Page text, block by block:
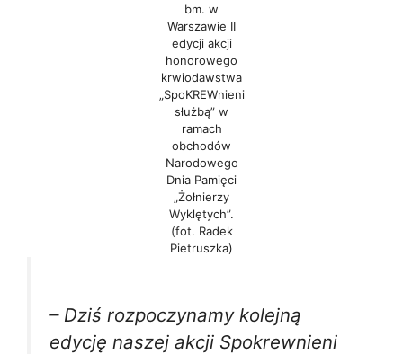
bm. w
Warszawie II
edycji akcji
honorowego
krwiodawstwa
„SpoKREWnieni
służbą” w
ramach
obchodów
Narodowego
Dnia Pamięci
„Żołnierzy
Wyklętych”.
(fot. Radek
Pietruszka)
– Dziś rozpoczynamy kolejną
edycję naszej akcji Spokrewnieni